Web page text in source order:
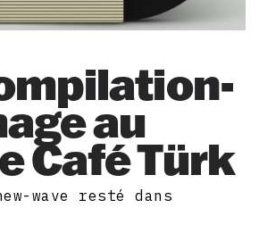
au
Café Türk
wave resté dans